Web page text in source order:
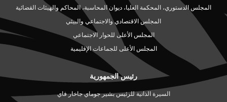
المجلس الدستوري، المحكمة العليا، ديوان المحاسبة، المحاكم والهيئات القضائية
المجلس الاقتصادي والاجتماعي والبيئي
المجلس الأعلى للحوار الاجتماعي
المجلس الأعلى للجماعات الإقليمية
رئيس الجمهورية
السيرة الذاتية للرئيس بشير جوماي جاخار فاي